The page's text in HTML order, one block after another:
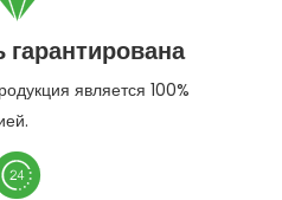
является 100%